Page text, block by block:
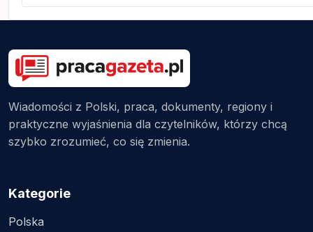
Wiadomości z Polski, praca, dokumenty, regiony i
praktyczne wyjaśnienia dla czytelników, którzy chcą
szybko zrozumieć, co się zmienia.
Kategorie
Polska